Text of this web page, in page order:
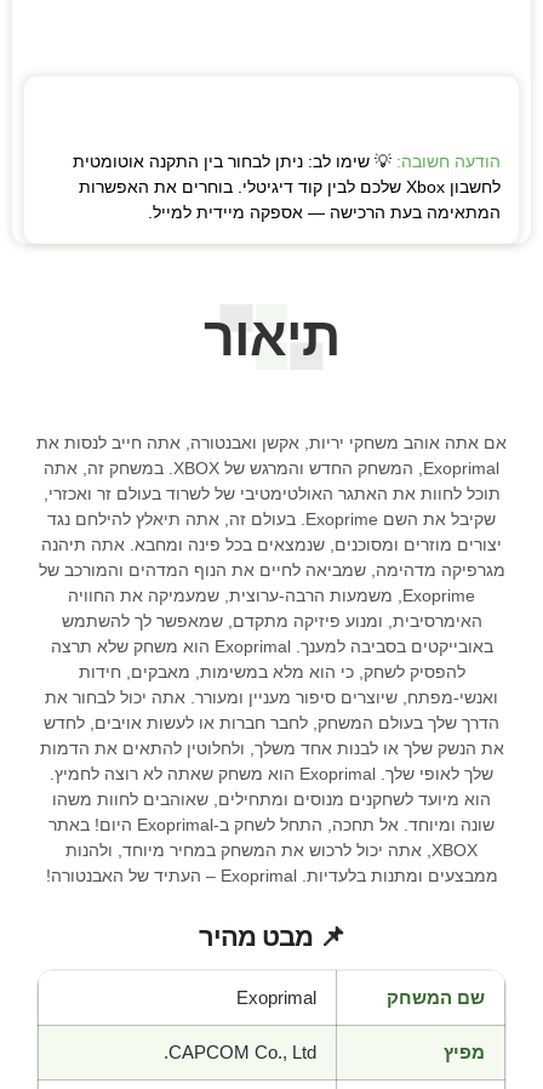
הודעה חשובה: 💡 שימו לב: ניתן לבחור בין התקנה אוטומטית
לחשבון Xbox שלכם לבין קוד דיגיטלי. בוחרים את האפשרות
המתאימה בעת הרכישה — אספקה מיידית למייל.
תיאור
אם אתה אוהב משחקי יריות, אקשן ואבנטורה, אתה חייב לנסות את
Exoprimal, המשחק החדש והמרגש של XBOX. במשחק זה, אתה
תוכל לחוות את האתגר האולטימטיבי של לשרוד בעולם זר ואכזרי,
שקיבל את השם Exoprime. בעולם זה, אתה תיאלץ להילחם נגד
יצורים מוזרים ומסוכנים, שנמצאים בכל פינה ומחבא. אתה תיהנה
מגרפיקה מדהימה, שמביאה לחיים את הנוף המדהים והמורכב של
Exoprime, משמעות הרבה-ערוצית, שמעמיקה את החוויה
האימרסיבית, ומנוע פיזיקה מתקדם, שמאפשר לך להשתמש
באובייקטים בסביבה למענך. Exoprimal הוא משחק שלא תרצה
להפסיק לשחק, כי הוא מלא במשימות, מאבקים, חידות
ואנשי-מפתח, שיוצרים סיפור מעניין ומעורר. אתה יכול לבחור את
הדרך שלך בעולם המשחק, לחבר חברות או לעשות אויבים, לחדש
את הנשק שלך או לבנות אחד משלך, ולחלוטין להתאים את הדמות
שלך לאופי שלך. Exoprimal הוא משחק שאתה לא רוצה לחמיץ.
הוא מיועד לשחקנים מנוסים ומתחילים, שאוהבים לחוות משהו
שונה ומיוחד. אל תחכה, התחל לשחק ב-Exoprimal היום! באתר
XBOX, אתה יכול לרכוש את המשחק במחיר מיוחד, ולהנות
ממבצעים ומתנות בלעדיות. Exoprimal – העתיד של האבנטורה!
📌 מבט מהיר
שם המשחק Exoprimal
מפיץ CAPCOM Co., Ltd.